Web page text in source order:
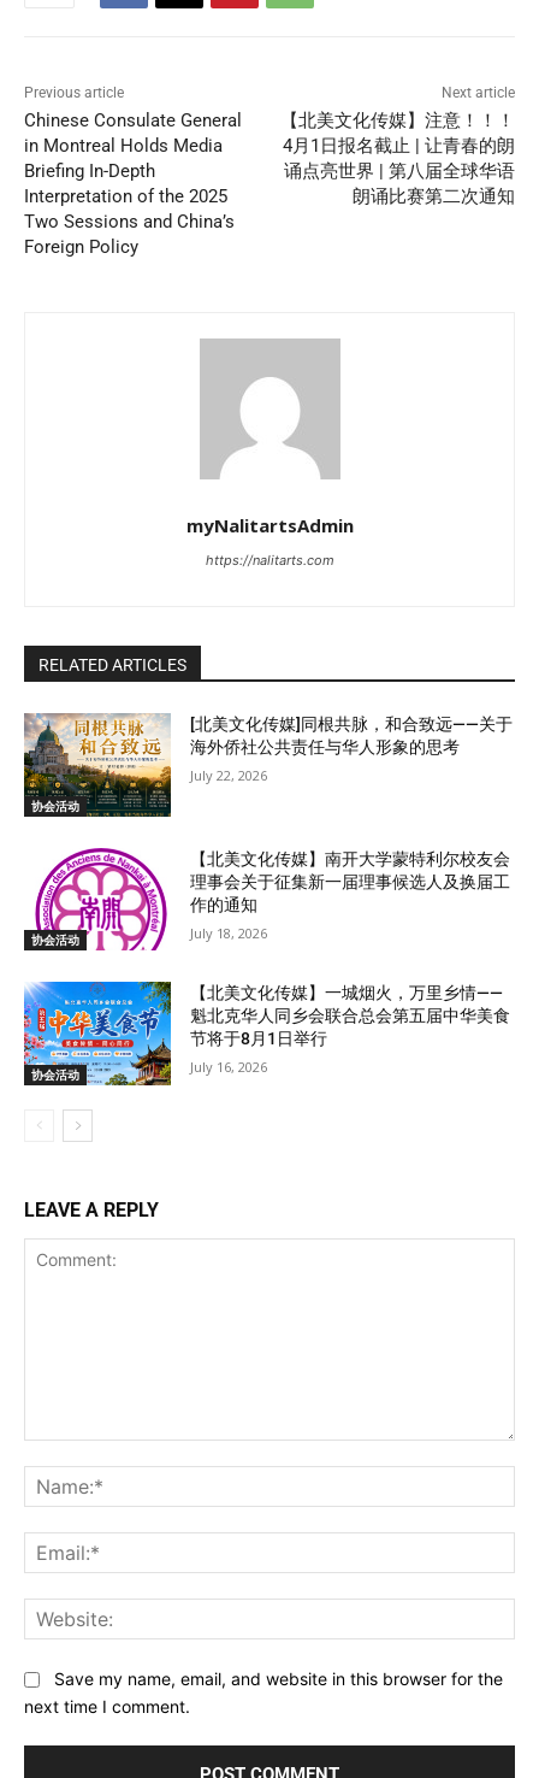
Previous article
Chinese Consulate General
in Montreal Holds Media
Briefing In-Depth
Interpretation of the 2025
Two Sessions and China’s
Foreign Policy
Next article
【北美文化传媒】注意！！！
4月1日报名截止 | 让青春的朗
诵点亮世界 | 第八届全球华语
朗诵比赛第二次通知
myNalitartsAdmin
https://nalitarts.com
RELATED ARTICLES
协会活动
[北美文化传媒]同根共脉，和合致远——关于
海外侨社公共责任与华人形象的思考
July 22, 2026
协会活动
【北美文化传媒】南开大学蒙特利尔校友会
理事会关于征集新一届理事候选人及换届工
作的通知
July 18, 2026
协会活动
【北美文化传媒】一城烟火，万里乡情——
魁北克华人同乡会联合总会第五届中华美食
节将于8月1日举行
July 16, 2026
LEAVE A REPLY
Save my name, email, and website in this browser for the
next time I comment.